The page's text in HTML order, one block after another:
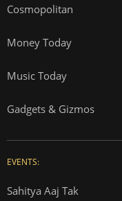
Cosmopolitan
Money Today
Music Today
Gadgets & Gizmos
EVENTS:
Sahitya Aaj Tak